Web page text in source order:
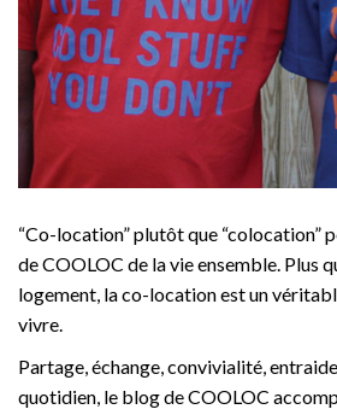
“Co-location” plutôt que “colocation”
de COOLOC de la vie ensemble. Plus
logement, la co-location est un
vivre.
Partage, échange, convivialité,
quotidien, le blog de COOLOC